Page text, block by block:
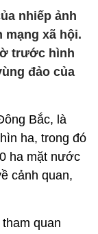
nhiếp ảnh
mạng xã hội.
trước hình
đảo của
Bắc, là
ha, trong đó
ha mặt nước
cảnh quan,
quan